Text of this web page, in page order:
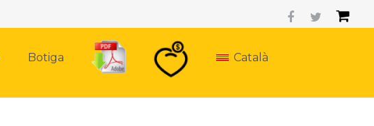
Botiga Català